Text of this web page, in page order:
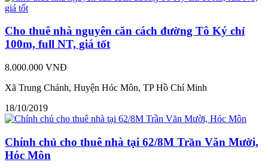
Cho thuê nhà nguyên căn cách đường Tô Ký chỉ
100m, full NT, giá tốt
8.000.000 VNĐ
Xã Trung Chánh, Huyện Hóc Môn, TP Hồ Chí Minh
18/10/2019
Chính chủ cho thuê nhà tại 62/8M Trần Văn Mười,
Hóc Môn